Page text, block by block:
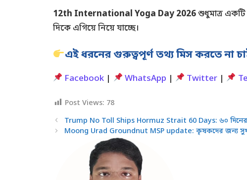
12th International Yoga Day 2026শুধুমাত্র
দিকে এগিয়ে নিয়ে যাচ্ছে।
এই ধরনের গুরুত্বপূর্ণ তথ্য মিস করতে না
Facebook | WhatsApp | Twitter |
Post Views: 78
Trump No Toll Ships Hormuz Strait 60 Days: ৬০
Moong Urad Groundnut MSP update: কৃষকদের জন্য